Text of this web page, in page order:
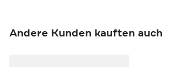
Andere Kunden kauften auch